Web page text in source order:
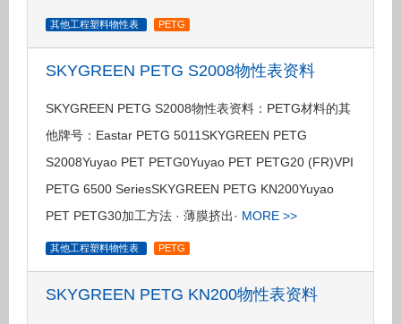
其他工程塑料物性表 PETG
SKYGREEN PETG S2008物性表资料
SKYGREEN PETG S2008物性表资料：PETG材料的其
他牌号：Eastar PETG 5011SKYGREEN PETG
S2008Yuyao PET PETG0Yuyao PET PETG20 (FR)VPI
PETG 6500 SeriesSKYGREEN PETG KN200Yuyao
PET PETG30加工方法 · 薄膜挤出· MORE >>
其他工程塑料物性表 PETG
SKYGREEN PETG KN200物性表资料